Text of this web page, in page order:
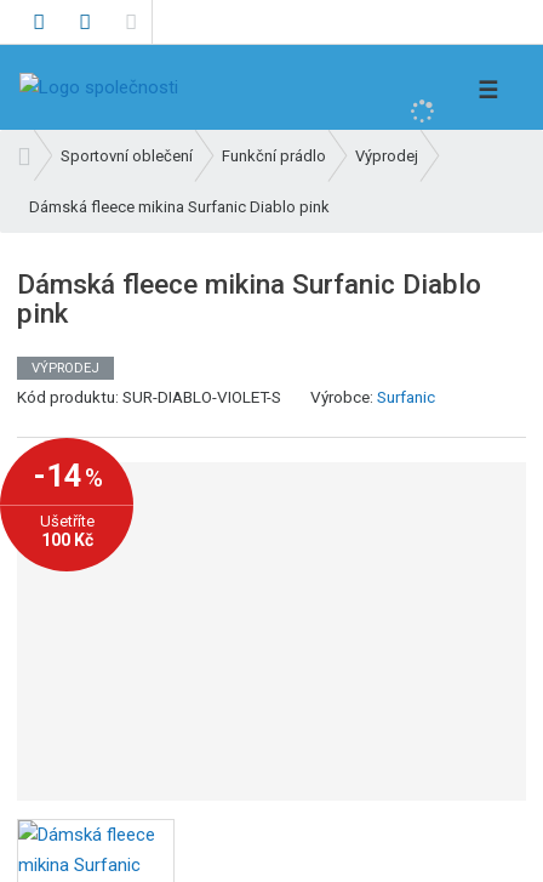
e
t
☰
v
o
í
s
r
a
a
Sportovní oblečení Funkční prádlo Výprodej
Dámská fleece mikina Surfanic Diablo pink
Dámská fleece mikina Surfanic Diablo
pink
VÝPRODEJ
Kód produktu:SUR-DIABLO-VIOLET-S Výrobce:Surfanic
-14%
Ušetříte
100 Kč